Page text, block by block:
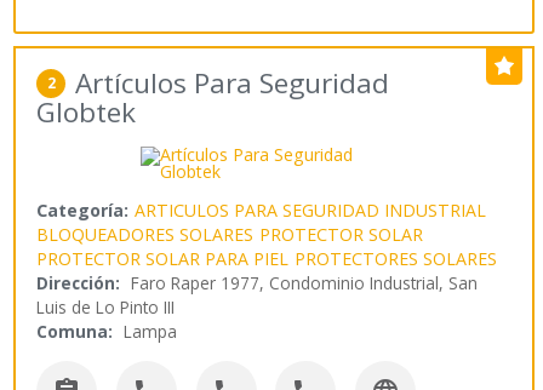
2 Artículos Para Seguridad
Globtek
Categoría: ARTICULOS PARA SEGURIDAD INDUSTRIAL
BLOQUEADORES SOLARES PROTECTOR SOLAR
PROTECTOR SOLAR PARA PIEL PROTECTORES SOLARES
Dirección: Faro Raper 1977, Condominio Industrial, San
Luis de Lo Pinto III
Comuna: Lampa